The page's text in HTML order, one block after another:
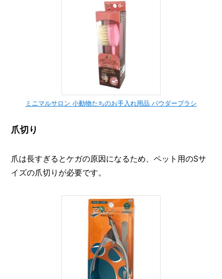
ミニマルサロン 小動物たちのお手入れ用品 パウダーブラシ
爪切り
爪は長すぎるとケガの原因になるため、ペット用のSサ
イズの爪切りが必要です。